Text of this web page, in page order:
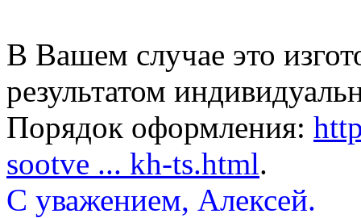
В Вашем случае это
результатом
Порядок оформления:
sootve ... kh-ts.html.
С уважением, Алексей.